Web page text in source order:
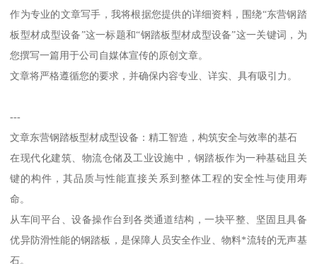
作为专业的文章写手，我将根据您提供的详细资料，围绕“东营钢踏
板型材成型设备”这一标题和“钢踏板型材成型设备”这一关键词，为
您撰写一篇用于公司自媒体宣传的原创文章。
文章将严格遵循您的要求，并确保内容专业、详实、具有吸引力。
---
文章东营钢踏板型材成型设备：精工智造，构筑安全与效率的基石
在现代化建筑、物流仓储及工业设施中，钢踏板作为一种基础且关
键的构件，其品质与性能直接关系到整体工程的安全性与使用寿
命。
从车间平台、设备操作台到各类通道结构，一块平整、坚固且具备
优异防滑性能的钢踏板，是保障人员安全作业、物料*流转的无声基
石。